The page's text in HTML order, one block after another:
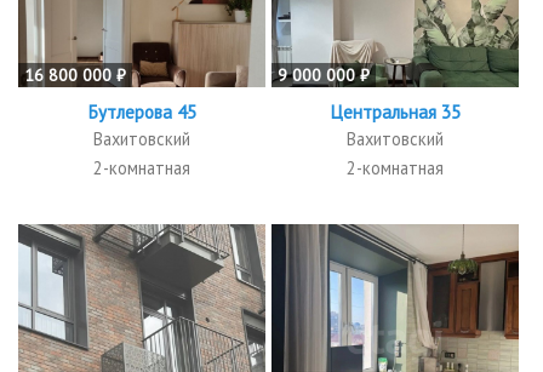
16 800 000 ₽
Бутлерова 45
Вахитовский
2-комнатная
9 000 000 ₽
Центральная 35
Вахитовский
2-комнатная